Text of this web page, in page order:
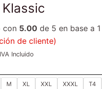
con 5.00 de 5 en base a 1
de cliente)
IVA Incluido
M XL XXL XXXL T4